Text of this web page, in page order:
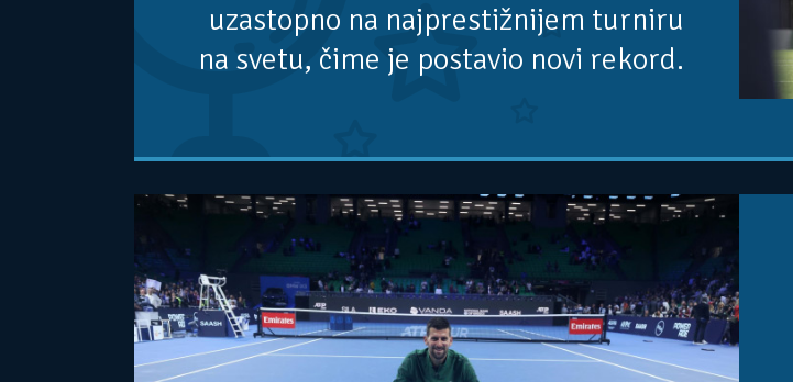
uzastopno na najprestižnijem turniru
na svetu, čime je postavio novi rekord.